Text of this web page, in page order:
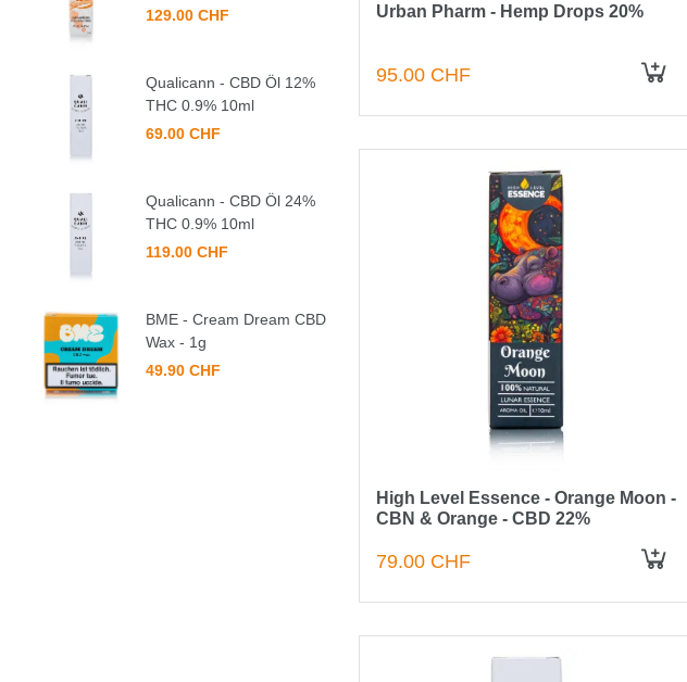
Urban Pharm - Hemp Drops 20%
95.00 CHF
High Level Essence - Orange Moon -
CBN & Orange - CBD 22%
79.00 CHF
129.00 CHF
Qualicann - CBD Öl 12%
THC 0.9% 10ml
69.00 CHF
Qualicann - CBD Öl 24%
THC 0.9% 10ml
119.00 CHF
BME - Cream Dream CBD
Wax - 1g
49.90 CHF